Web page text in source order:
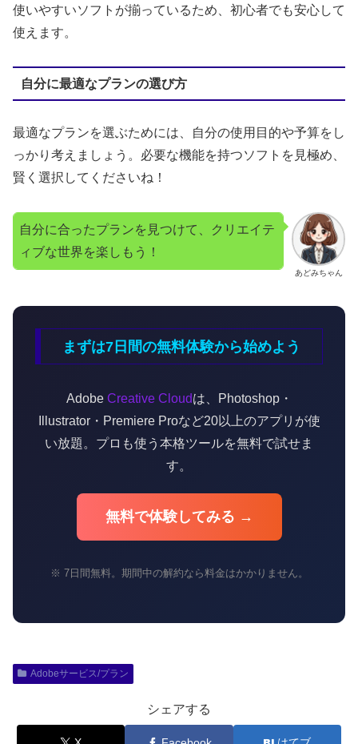
使いやすいソフトが揃っているため、初心者でも安心して
使えます。
自分に最適なプランの選び方
最適なプランを選ぶためには、自分の使用目的や予算をし
っかり考えましょう。必要な機能を持つソフトを見極め、
賢く選択してくださいね！
あどみちゃん
自分に合ったプランを見つけて、クリエイテ
ィブな世界を楽しもう！
まずは7日間の無料体験から始めよう
Adobe Creative Cloudは、Photoshop・
Illustrator・Premiere Proなど20以上のアプリが使
い放題。プロも使う本格ツールを無料で試せま
す。
無料で体験してみる →
※ 7日間無料。期間中の解約なら料金はかかりません。
Adobeサービス/プラン
シェアする